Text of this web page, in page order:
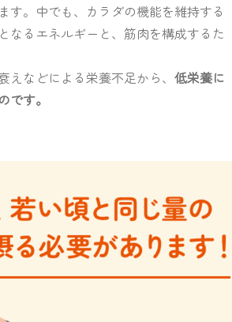
す。中でも、カラダの機能を維持する
なるエネルギーと、筋肉を構成するた
えなどによる栄養不足から、 低栄養に
です。